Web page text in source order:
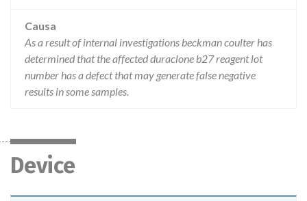
Causa
As a result of internal investigations beckman coulter has
determined that the affected duraclone b27 reagent lot
number has a defect that may generate false negative
results in some samples.
Device